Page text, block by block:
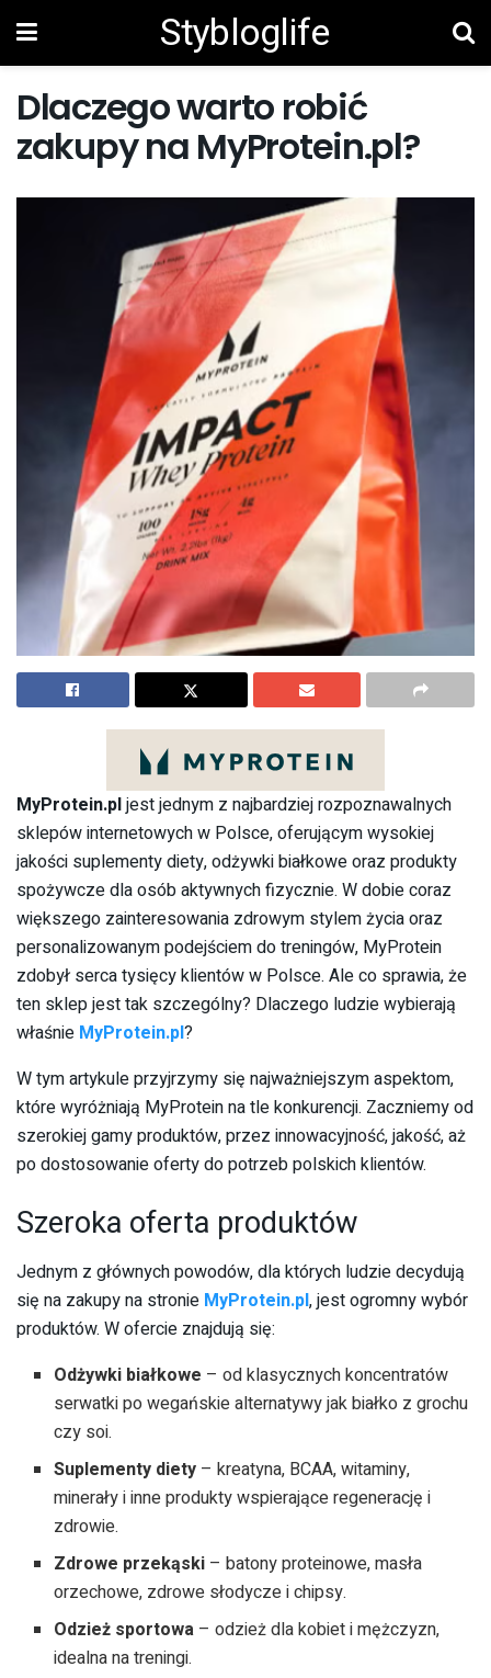
Stybloglife
Dlaczego warto robić
zakupy na MyProtein.pl?
MyProtein.pljest jednym z najbardziej rozpoznawalnych
sklepów internetowych w Polsce, oferującym wysokiej
jakości suplementy diety, odżywki białkowe oraz produkty
spożywcze dla osób aktywnych fizycznie. W dobie coraz
większego zainteresowania zdrowym stylem życia oraz
personalizowanym podejściem do treningów, MyProtein
zdobył serca tysięcy klientów w Polsce. Ale co sprawia, że
ten sklep jest tak szczególny? Dlaczego ludzie wybierają
właśnie MyProtein.pl?
W tym artykule przyjrzymy się najważniejszym aspektom,
które wyróżniają MyProtein na tle konkurencji. Zaczniemy od
szerokiej gamy produktów, przez innowacyjność, jakość, aż
po dostosowanie oferty do potrzeb polskich klientów.
Szeroka oferta produktów
Jednym z głównych powodów, dla których ludzie decydują
się na zakupy na stronie MyProtein.pl, jest ogromny wybór
produktów. W ofercie znajdują się:
Odżywki białkowe – od klasycznych koncentratów
serwatki po wegańskie alternatywy jak białko z grochu
czy soi.
Suplementy diety – kreatyna, BCAA, witaminy,
minerały i inne produkty wspierające regenerację i
zdrowie.
Zdrowe przekąski – batony proteinowe, masła
orzechowe, zdrowe słodycze i chipsy.
Odzież sportowa – odzież dla kobiet i mężczyzn,
idealna na treningi.